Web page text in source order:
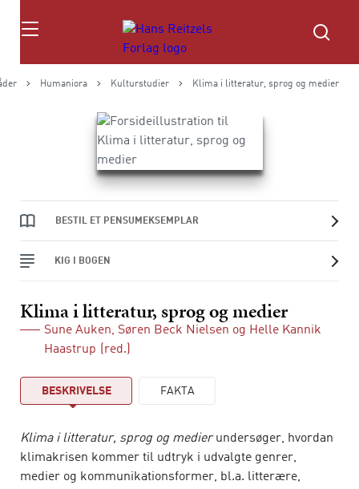
Søg
Humaniora Kulturstudier Klima i litteratur, sprog og medier
BESTIL ET PENSUMEKSEMPLAR
KIG I BOGEN
Klima i litteratur, sprog og medier
Sune Auken, Søren Beck Nielsen og Helle Kannik
Haastrup
(red.)
BESKRIVELSE FAKTA
Klima i litteratur, sprog og medierundersøger, hvordan
klimakrisen kommer til udtryk i udvalgte genrer,
medier og kommunikationsformer, bl.a. litterære,